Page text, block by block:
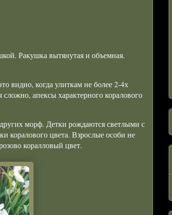
Ракушка вытянутая и объемная.
видно, когда улиткам не более 2-4х
апексы характерного коралового
морф. Детки рождаются светлыми с
коралового цвета. Взрослые особи не
коралловый цвет.